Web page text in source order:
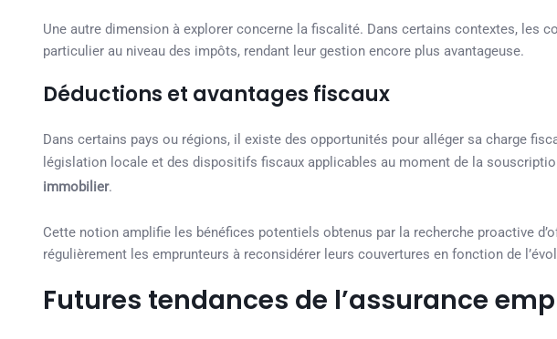
Une autre dimension à explorer concerne la fiscalité. Dans certains contextes, les
particulier au niveau des impôts, rendant leur gestion encore plus avantageuse.
Déductions et avantages fiscaux
Dans certains pays ou régions, il existe des opportunités pour alléger sa charge
législation locale et des dispositifs fiscaux applicables au moment de la
immobilier.
Cette notion amplifie les bénéfices potentiels obtenus par la recherche proactive
régulièrement les emprunteurs à reconsidérer leurs couvertures en fonction de
Futures tendances de l’assurance